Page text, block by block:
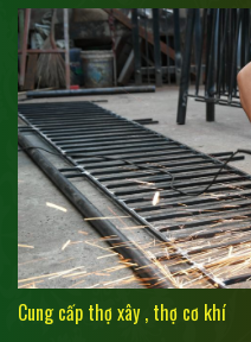
Cung cấp thợ xây , thợ cơ khí